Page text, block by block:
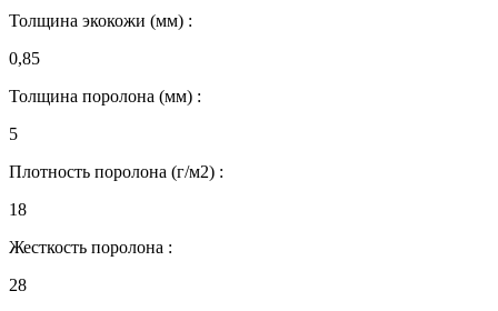
Толщина экокожи (мм) :
0,85
Толщина поролона (мм) :
5
Плотность поролона (г/м2) :
18
Жесткость поролона :
28